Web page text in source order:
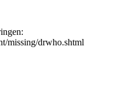
missing/drwho.shtml